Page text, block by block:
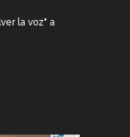
la voz" a